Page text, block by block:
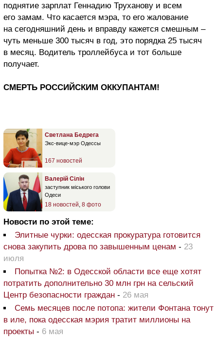
поднятие зарплат Геннадию Труханову и всем
его замам. Что касается мэра, то его жалование
на сегодняшний день и вправду кажется смешным –
чуть меньше 300 тысяч в год, это порядка 25 тысяч
в месяц. Водитель троллейбуса и тот больше
получает.
СМЕРТЬ РОССИЙСКИМ ОККУПАНТАМ!
Светлана Бедрега
Экс-вице-мэр Одессы
167 новостей
Валерій Сілін
заступник міського голови
Одеси
18 новостей 8 фото
Новости по этой теме:
Элитные чурки: одесская прокуратура готовится
снова закупить дрова по завышенным ценам - 23
июля
Попытка №2: в Одесской области все еще хотят
потратить дополнительно 30 млн грн на сельский
Центр безопасности граждан - 26 мая
Семь месяцев после потопа: жители Фонтана тонут
в иле, пока одесская мэрия тратит миллионы на
проекты - 6 мая